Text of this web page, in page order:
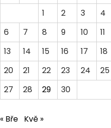
1
2 3 4
6
7 8 9 10 11
13
14 15 16 17 18
20
21 22 23 24 25
27
28 29 30
« Bře Kvě »